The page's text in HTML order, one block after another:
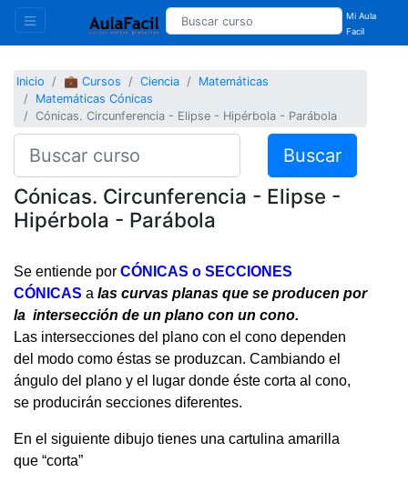
Mi Aula
Facil
Inicio 💼 Cursos Ciencia
Matemáticas
Matemáticas Cónicas
Cónicas. Circunferencia - Elipse - Hipérbola - Parábola
Buscar
Cónicas. Circunferencia - Elipse -
Hipérbola - Parábola
Se entiende por CÓNICAS o SECCIONES
CÓNICAS a las curvas planas que se producen por
la intersección de un plano con un cono.
Las intersecciones del plano con el cono dependen
del modo como éstas se produzcan. Cambiando el
ángulo del plano y el lugar donde éste corta al cono,
se producirán secciones diferentes.
En el siguiente dibujo tienes una cartulina amarilla
que “corta”